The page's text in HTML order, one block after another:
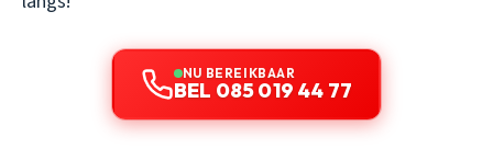
NU BEREIKBAAR
BEL 085 019 44 77